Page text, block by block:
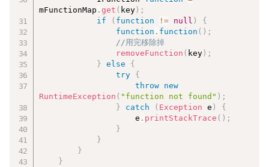
mFunctionMap .get ( key ) ;
if
( function != null )
{
function . function ( ) ;
//用完移除掉
removeFunction ( key ) ;
}
else
{
try {
throw new
RuntimeException ( "function not found" ) ;
}
catch ( Exception e )
{
                    e
. printStackTrace ( ) ;
}
}
}
}